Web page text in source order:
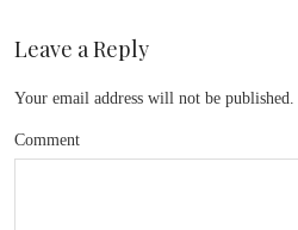
Leave a Reply
Your email address will not be published.
Comment